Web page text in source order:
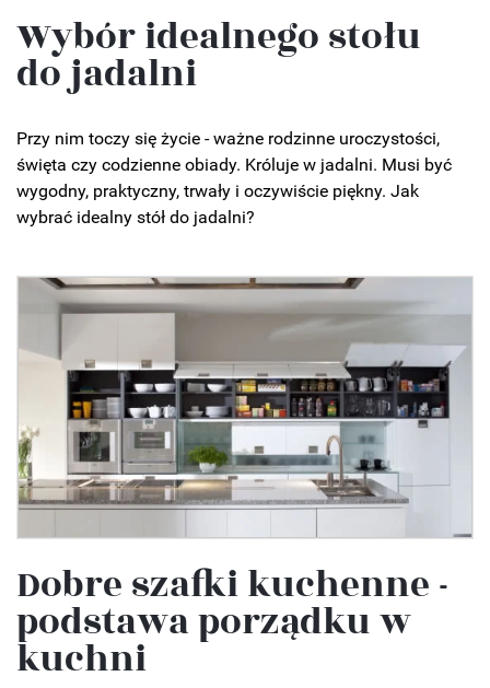
Wybór idealnego stołu
do jadalni
Przy nim toczy się życie - ważne rodzinne uroczystości,
święta czy codzienne obiady. Króluje w jadalni. Musi być
wygodny, praktyczny, trwały i oczywiście piękny. Jak
wybrać idealny stół do jadalni?
Dobre szafki kuchenne -
podstawa porządku w
kuchni